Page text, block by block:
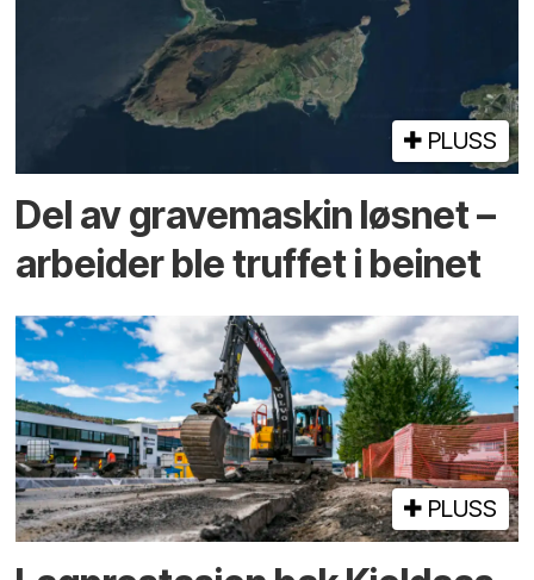
PLUSS
Del av grave­maskin løsnet –
arbeider ble truffet i beinet
PLUSS